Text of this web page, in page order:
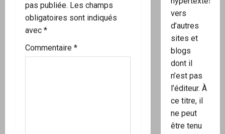
i
l
pas publiée. Les champs
obligatoires sont indiqués
avec *
Commentaire *
vers
d’autres
sites et
blogs
dont il
n’est pas
l’éditeur. À
ce titre, il
ne peut
être tenu